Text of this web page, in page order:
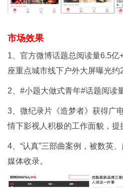
市场效果
1、官方微博话题总阅读量6.5
座重点城市线下户外大屏曝光约
2、#小题大做式青年#话题阅读
3、微纪录片《造梦者》获得广
情下影视人积极的工作面貌，提
4、“认真”三部曲案例，被数英
媒体收录。